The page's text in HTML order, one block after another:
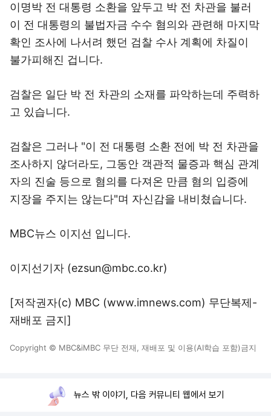
이명박 전 대통령 소환을 앞두고 박 전 차관을 불러
이 전 대통령의 불법자금 수수 혐의와 관련해 마지막
확인 조사에 나서려 했던 검찰 수사 계획에 차질이
불가피해진 겁니다.
검찰은 일단 박 전 차관의 소재를 파악하는데 주력하
고 있습니다.
검찰은 그러나 "이 전 대통령 소환 전에 박 전 차관을
조사하지 않더라도, 그동안 객관적 물증과 핵심 관계
자의 진술 등으로 혐의를 다져온 만큼 혐의 입증에
지장을 주지는 않는다"며 자신감을 내비쳤습니다.
MBC뉴스 이지선 입니다.
이지선기자 (ezsun@mbc.co.kr)
[저작권자(c) MBC (www.imnews.com) 무단복제-
재배포 금지]
Copyright © MBC&iMBC 무단 전재, 재배포 및 이용(AI학습 포함)금지
뉴스 밖 이야기, 다음 커뮤니티 웹에서 보기